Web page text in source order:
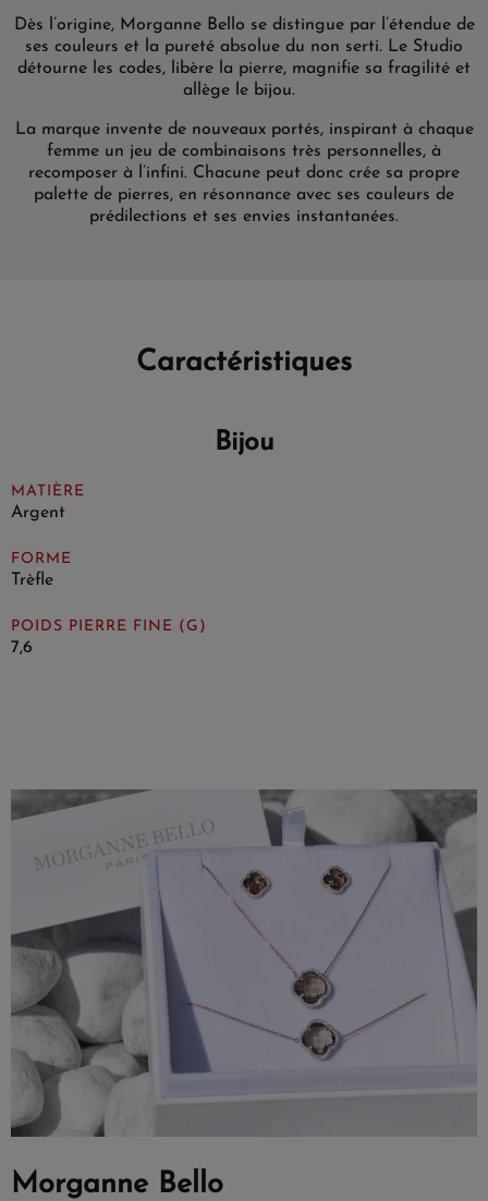
Dès l’origine, Morganne Bello se distingue par l’étendue de
ses couleurs et la pureté absolue du non serti. Le Studio
détourne les codes, libère la pierre, magnifie sa fragilité et
allège le bijou.
La marque invente de nouveaux portés, inspirant à chaque
femme un jeu de combinaisons très personnelles, à
recomposer à l’infini. Chacune peut donc crée sa propre
palette de pierres, en résonnance avec ses couleurs de
prédilections et ses envies instantanées.
Caractéristiques
Bijou
MATIÈRE
Argent
FORME
Trèfle
POIDS PIERRE FINE (G)
7,6
Morganne Bello